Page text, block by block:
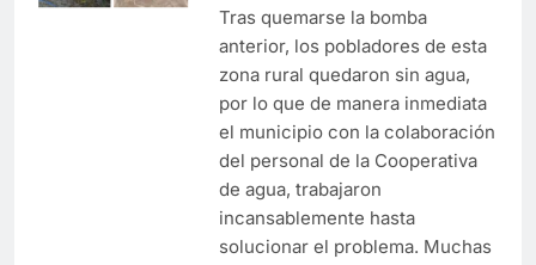
Tras quemarse la bomba
anterior, los pobladores de esta
zona rural quedaron sin agua,
por lo que de manera inmediata
el municipio con la colaboración
del personal de la Cooperativa
de agua, trabajaron
incansablemente hasta
solucionar el problema. Muchas